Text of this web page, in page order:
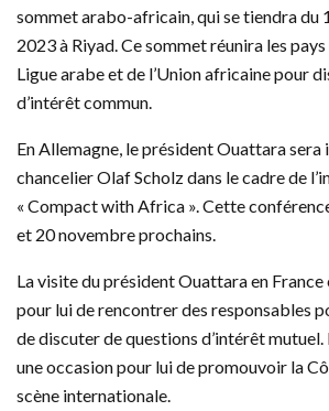
sommet arabo-africain, qui se tiendra du
2023 à Riyad. Ce sommet réunira les
Ligue arabe et de l’Union africaine pour
d’intérêt commun.
En Allemagne, le président Ouattara sera
chancelier Olaf Scholz dans le cadre de
« Compact with Africa ». Cette
et 20 novembre prochains.
La visite du président Ouattara en France
pour lui de rencontrer des responsables
de discuter de questions d’intérêt
une occasion pour lui de promouvoir la
scène internationale.